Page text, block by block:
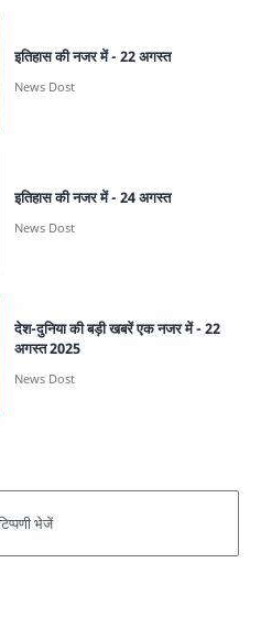
इतिहास की नजर में - 22 अगस्त
इतिहास की नजर में - 24 अगस्त
देश-दुनिया की बड़ी खबरें एक नजर में - 22
अगस्त 2025